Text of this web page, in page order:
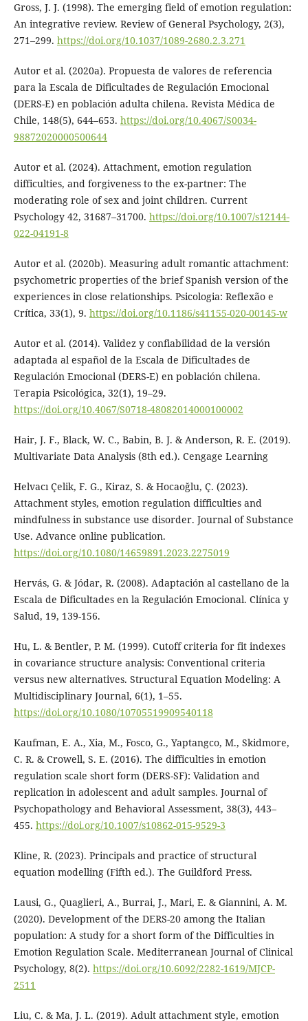
Gross, J. J. (1998). The emerging field of emotion regulation:
An integrative review. Review of General Psychology, 2(3),
271–299. https://doi.org/10.1037/1089-2680.2.3.271
Autor et al. (2020a). Propuesta de valores de referencia
para la Escala de Dificultades de Regulación Emocional
(DERS-E) en población adulta chilena. Revista Médica de
Chile, 148(5), 644–653. https://doi.org/10.4067/S0034-
98872020000500644
Autor et al. (2024). Attachment, emotion regulation
difficulties, and forgiveness to the ex-partner: The
moderating role of sex and joint children. Current
Psychology 42, 31687–31700. https://doi.org/10.1007/s12144-
022-04191-8
Autor et al. (2020b). Measuring adult romantic attachment:
psychometric properties of the brief Spanish version of the
experiences in close relationships. Psicologia: Reflexão e
Crítica, 33(1), 9. https://doi.org/10.1186/s41155-020-00145-w
Autor et al. (2014). Validez y confiabilidad de la versión
adaptada al español de la Escala de Dificultades de
Regulación Emocional (DERS-E) en población chilena.
Terapia Psicológica, 32(1), 19–29.
https://doi.org/10.4067/S0718-48082014000100002
Hair, J. F., Black, W. C., Babin, B. J. & Anderson, R. E. (2019).
Multivariate Data Analysis (8th ed.). Cengage Learning
Helvacı Çelik, F. G., Kiraz, S. & Hocaoğlu, Ç. (2023).
Attachment styles, emotion regulation difficulties and
mindfulness in substance use disorder. Journal of Substance
Use. Advance online publication.
https://doi.org/10.1080/14659891.2023.2275019
Hervás, G. & Jódar, R. (2008). Adaptación al castellano de la
Escala de Dificultades en la Regulación Emocional. Clínica y
Salud, 19, 139-156.
Hu, L. & Bentler, P. M. (1999). Cutoff criteria for fit indexes
in covariance structure analysis: Conventional criteria
versus new alternatives. Structural Equation Modeling: A
Multidisciplinary Journal, 6(1), 1–55.
https://doi.org/10.1080/10705519909540118
Kaufman, E. A., Xia, M., Fosco, G., Yaptangco, M., Skidmore,
C. R. & Crowell, S. E. (2016). The difficulties in emotion
regulation scale short form (DERS-SF): Validation and
replication in adolescent and adult samples. Journal of
Psychopathology and Behavioral Assessment, 38(3), 443–
455. https://doi.org/10.1007/s10862-015-9529-3
Kline, R. (2023). Principals and practice of structural
equation modelling (Fifth ed.). The Guildford Press.
Lausi, G., Quaglieri, A., Burrai, J., Mari, E. & Giannini, A. M.
(2020). Development of the DERS-20 among the Italian
population: A study for a short form of the Difficulties in
Emotion Regulation Scale. Mediterranean Journal of Clinical
Psychology, 8(2). https://doi.org/10.6092/2282-1619/MJCP-
2511
Liu, C. & Ma, J. L. (2019). Adult attachment style, emotion